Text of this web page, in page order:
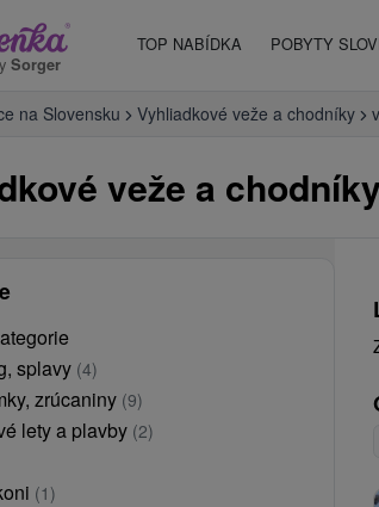
Sorger
TOP NABÍDKA POBYTY
na Slovensku Vyhliadkové veže a chodníky
veže a
splavy (4)
zrúcaniny (9)
lety a plavby (2)
(1)